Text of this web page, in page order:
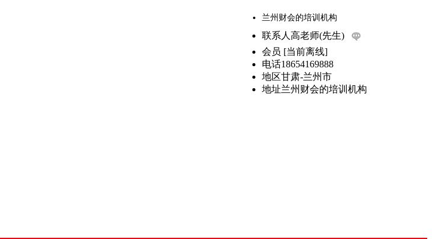
兰州财会的培训机构
联系人 高老师(先生)
会员 [当前离线]
电话18654169888
地区甘肃-兰州市
地址兰州财会的培训机构